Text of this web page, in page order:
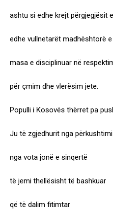
ashtu si edhe krejt përgjegjësit
edhe vullnetarët madhështorë
masa e disciplinuar në
për çmim dhe vlerësim jete.
Populli i Kosovës thërret pa
Ju të zgjedhurit nga
nga vota jonë e sinqertë
të jemi thellësisht të bashkuar
që të dalim fitimtar